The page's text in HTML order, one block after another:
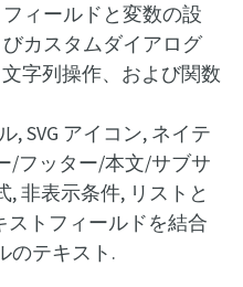
ィールドと変数の設
カスタムダイアログ
字列操作、および関数
, SVG アイコン, ネイテ
/フッター/本文/サブサ
非表示条件, リストと
ストフィールドを結合
のテキスト.